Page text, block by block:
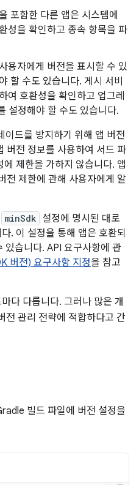
포함한 다른 앱은 시스템에
성을 확인하고 종속 항목을 파
용자에게 버전을 표시할 수 있
할 수도 있습니다. 게시 서비
여 호환성을 확인하고 업그레
설정해야 할 수도 있습니다.
드를 방지하기 위해 앱 버전
버전 정보를 사용하여 서드 파
제한을 가하지 않습니다. 앱
전 제한에 관해 사용자에게 알
minSdk 설정에 명시된 대로
. 이 설정을 통해 앱은 호환되
있습니다. API 요구사항에 관
버전) 요구사항 지정을 참고
다 다릅니다. 그러나 많은 개
전 관리 전략에 적합하다고 간
빌드 파일에 버전 설정을